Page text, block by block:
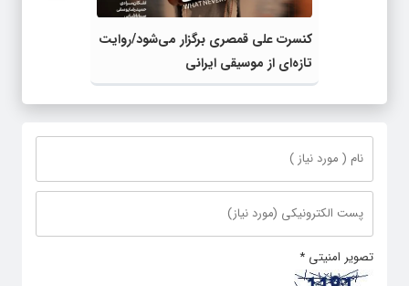
کنسرت علی قمصری برگزار می‌شود/روایت
تازه‌ای از موسیقی ایرانی
تصویر امنیتی *